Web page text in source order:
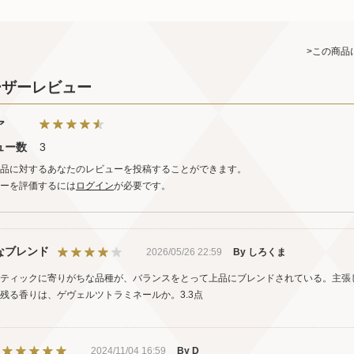
>この商品
ーレビュー
ー数
3
に対するあなたのレビューを投稿することができます。
を評価するには ログインが必要です。
ブレンド 2026/05/26 22:59 By しろくま
ィックに寄りがちな品種が、バランスをとって上品にブレンドされている。主
る香りは、ゲヴェルツトラミネールか。3.3点
2024/11/04 16:59 By D